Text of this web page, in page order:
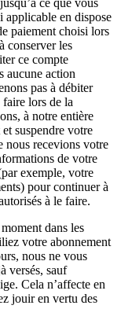
applicable en dispose
paiement choisi lors
conserver les
ce compte
aucune action
pas à débiter
lors de la
à notre entière
suspendre votre
nous recevions votre
de votre
exemple, votre
pour continuer à
à le faire.
dans les
votre abonnement
nous ne vous
versés, sauf
Cela n’affecte en
jouir en vertu des